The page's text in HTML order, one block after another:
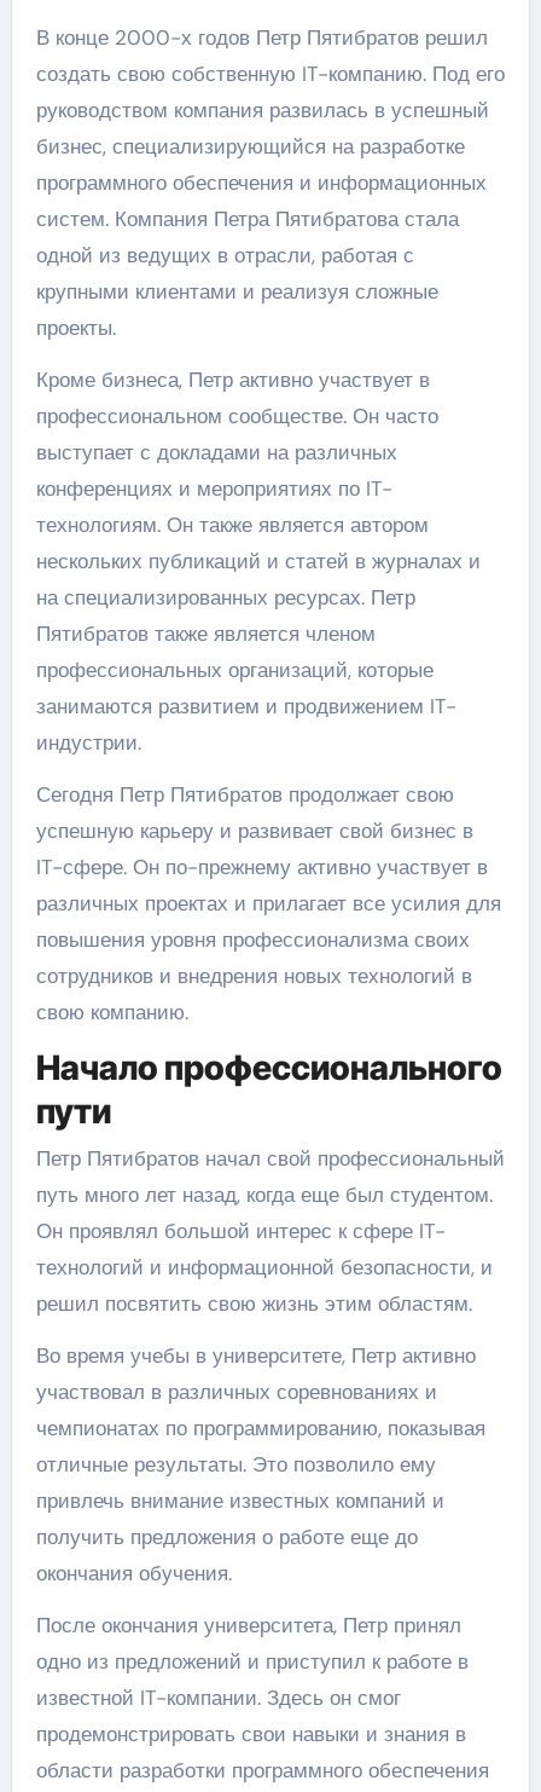
В конце 2000-х годов Петр Пятибратов решил
создать свою собственную IT-компанию. Под его
руководством компания развилась в успешный
бизнес, специализирующийся на разработке
программного обеспечения и информационных
систем. Компания Петра Пятибратова стала
одной из ведущих в отрасли, работая с
крупными клиентами и реализуя сложные
проекты.
Кроме бизнеса, Петр активно участвует в
профессиональном сообществе. Он часто
выступает с докладами на различных
конференциях и мероприятиях по IT-
технологиям. Он также является автором
нескольких публикаций и статей в журналах и
на специализированных ресурсах. Петр
Пятибратов также является членом
профессиональных организаций, которые
занимаются развитием и продвижением IT-
индустрии.
Сегодня Петр Пятибратов продолжает свою
успешную карьеру и развивает свой бизнес в
IT-сфере. Он по-прежнему активно участвует в
различных проектах и прилагает все усилия для
повышения уровня профессионализма своих
сотрудников и внедрения новых технологий в
свою компанию.
Начало профессионального
пути
Петр Пятибратов начал свой профессиональный
путь много лет назад, когда еще был студентом.
Он проявлял большой интерес к сфере IT-
технологий и информационной безопасности, и
решил посвятить свою жизнь этим областям.
Во время учебы в университете, Петр активно
участвовал в различных соревнованиях и
чемпионатах по программированию, показывая
отличные результаты. Это позволило ему
привлечь внимание известных компаний и
получить предложения о работе еще до
окончания обучения.
После окончания университета, Петр принял
одно из предложений и приступил к работе в
известной IT-компании. Здесь он смог
продемонстрировать свои навыки и знания в
области разработки программного обеспечения